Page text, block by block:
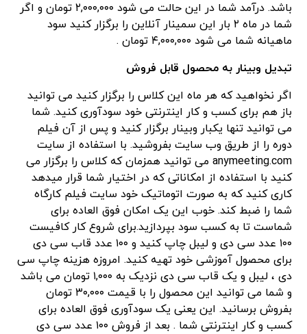
باشد. درآمد شما در این حالت می شود ۲,۰۰۰,۰۰۰ تومان و اگر
شما در ماه ۲ بار این سمینار آنلاین را برگزار کنید سود
ماهیانه شما می شود ۴,۰۰۰,۰۰۰ تومان .
تبدیل وبینار به محصول قابل فروش
اگر نخواهید که هر ماه این کلاس را برگزار کنید می توانید
باز هم برای کسب و کار اینترنتی خود سودآوری کنید. شما
می توانید تنها یکبار وبینار برگزار کنید و پس از آن فیلم
دوره را از طریق وب سایت بفروشید. با استفاده از سایت
anymeeting.com می توانید همزمان که کلاس را برگزار می
کنید با استفاده از امکاناتی که در اختیار شما قرار میدهد
کاری کنید که به صورت اتوماتیک خود سایت فیلم کارگاه
شما را ضبط کند. خوب این یک امکان فوق العاده برای
شماست تا به کسب سود بپردازید.برای شروع کار کافیست
۱۰۰ عدد سی دی و لیبل چاپ کنید و ۱۰۰ عدد قاب سی دی
برای محصول آموزشی خود تهیه کنید. امروزه هزینه چاپ سی
دی ، لیبل و یک قاب سی دی نزدیک به ۱,۰۰۰ تومان می باشد
و شما می توانید این محصول را با قیمت ۳۰,۰۰۰ تومان
بفروش برسانید. این یعنی یک سودآوری فوق العاده برای
کسب و کار اینترنتی شما . بعد از فروش ۱۰۰ عدد سی دی